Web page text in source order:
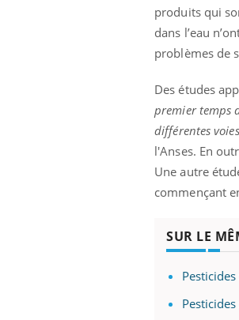
produits qui
dans l’eau
problèmes de
Des études
premier temps
différentes
l'Anses. En
Une autre
commençant
SUR LE